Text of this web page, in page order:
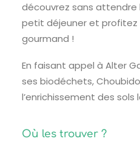
découvrez sans attendre
petit déjeuner et profitez
gourmand !
En faisant appel à Alter
ses biodéchets,
l’enrichissement des sols
Où les trouver ?